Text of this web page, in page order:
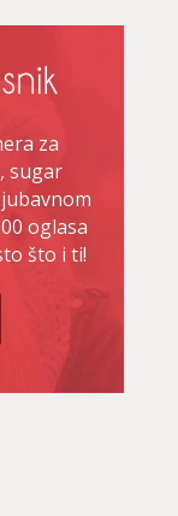
za
sugar
oglasa
što i ti!